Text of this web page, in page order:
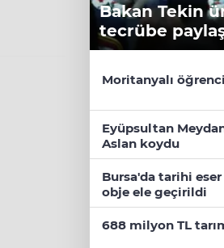
Bakan Tekin
tecrübe
Moritanyalı
Eyüpsultan
Aslan koydu
Bursa'da tarihi
obje ele geçirildi
688 milyon TL